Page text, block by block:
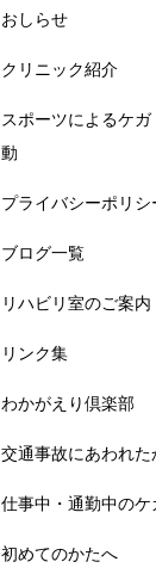
おしらせ
クリニック紹介
スポーツによるケ
動
プライバシーポリシ
ブログ一覧
リハビリ室のご案内
リンク集
わかがえり倶楽部
交通事故にあわれた
仕事中・通勤中の
初めてのかたへ